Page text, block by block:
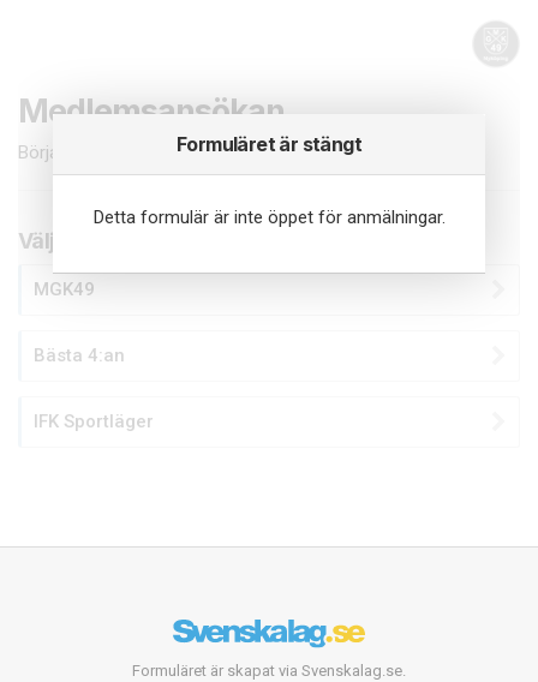
Formuläret är stängt
Detta formulär är inte öppet för anmälningar.
Medlemsansökan
Börja med att fylla i dina uppgifter i formuläret nedan.
Välj grupp nedan
MGK49
Bästa 4:an
IFK Sportläger
Formuläret är skapat via Svenskalag.se.